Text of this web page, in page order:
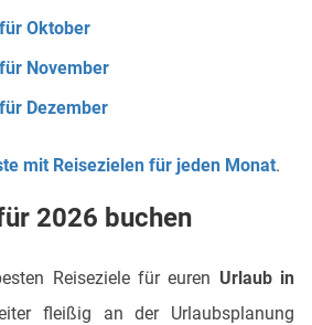
Oktober
November
Dezember
mit Reisezielen für jeden Monat.
2026 buchen
Reiseziele für euren Urlaub in
fleißig an der Urlaubsplanung